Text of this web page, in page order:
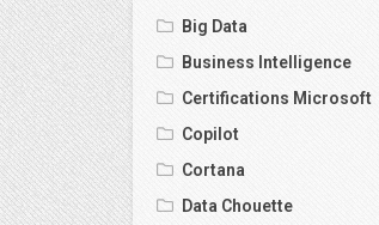
Big Data
Business Intelligence
Certifications Microsoft
Copilot
Cortana
Data Chouette